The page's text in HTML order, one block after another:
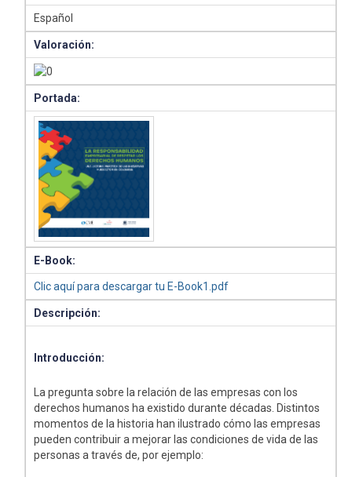
Español
Valoración:
Portada:
E-Book:
Clic aquí para descargar tu E-Book1.pdf
Descripción:
Introducción:
La pregunta sobre la relación de las empresas con los
derechos humanos ha existido durante décadas. Distintos
momentos de la historia han ilustrado cómo las empresas
pueden contribuir a mejorar las condiciones de vida de las
personas a través de, por ejemplo: